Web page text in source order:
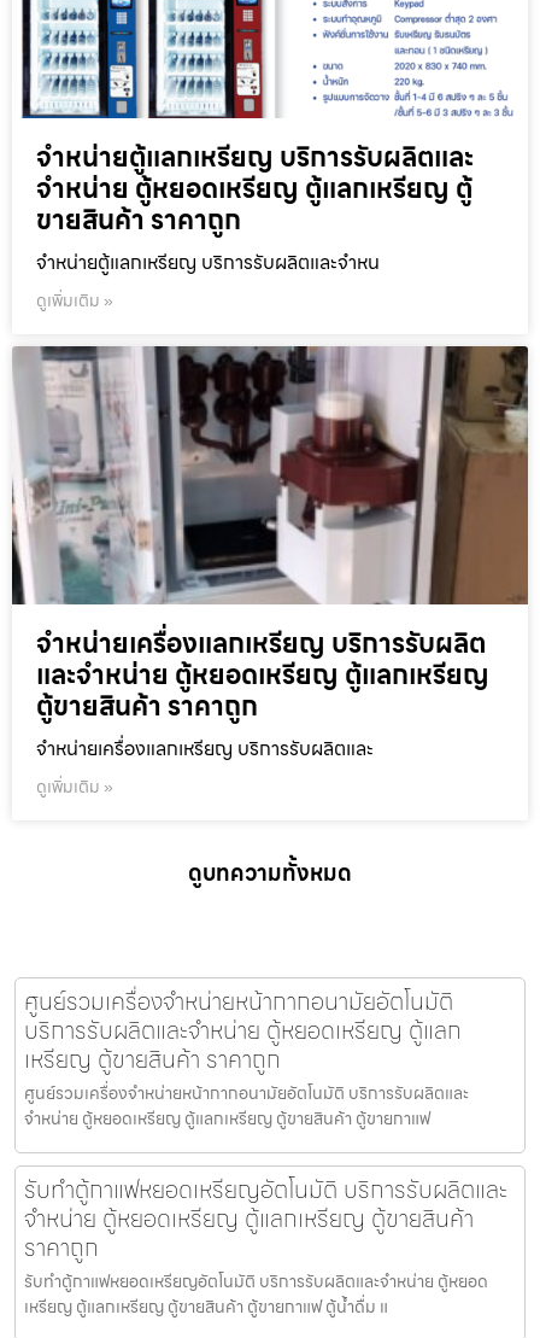
จำหน่ายตู้แลกเหรียญ บริการรับผลิตและ
จำหน่าย ตู้หยอดเหรียญ ตู้แลกเหรียญ ตู้
ขายสินค้า ราคาถูก
จำหน่ายตู้แลกเหรียญ บริการรับผลิตและจำหน
ดูเพิ่มเติม »
จำหน่ายเครื่องแลกเหรียญ บริการรับผลิต
และจำหน่าย ตู้หยอดเหรียญ ตู้แลกเหรียญ
ตู้ขายสินค้า ราคาถูก
จำหน่ายเครื่องแลกเหรียญ บริการรับผลิตและ
ดูเพิ่มเติม »
ดูบทความทั้งหมด
ศูนย์รวมเครื่องจำหน่ายหน้ากากอนามัย​อัตโนมัติ
บริการรับผลิตและจำหน่าย ตู้หยอดเหรียญ ตู้แลก
เหรียญ ตู้ขายสินค้า ราคาถูก
ศูนย์รวมเครื่องจำหน่ายหน้ากากอนามัย​อัตโนมัติ บริการรับผลิตและ
จำหน่าย ตู้หยอดเหรียญ ตู้แลกเหรียญ ตู้ขายสินค้า ตู้ขายกาแฟ
รับทำตู้กาแฟหยอดเหรียญ​อัตโนมัติ บริการรับผลิตและ
จำหน่าย ตู้หยอดเหรียญ ตู้แลกเหรียญ ตู้ขายสินค้า
ราคาถูก
รับทำตู้กาแฟหยอดเหรียญ​อัตโนมัติ บริการรับผลิตและจำหน่าย ตู้หยอด
เหรียญ ตู้แลกเหรียญ ตู้ขายสินค้า ตู้ขายกาแฟ ตู้น้ำดื่ม แ